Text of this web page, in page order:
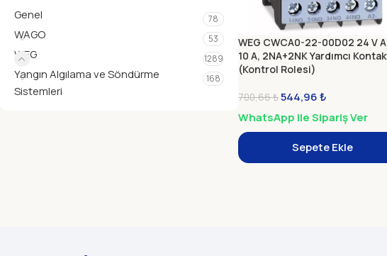
Genel 78
WAGO 53
WEG 1289
Yangın Algılama ve Söndürme
Sistemleri
168
WEG CWCA0-22-00D02 24 V
10 A, 2NA+2NK Yardımcı
(Kontrol Rolesi)
700,66₺544,96₺
WhatsApp ile Sipariş Ver
Sepete Ekle